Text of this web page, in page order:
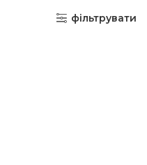
фільтрувати